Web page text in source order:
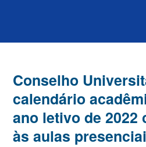
Conselho
calendário
ano letivo de 2022
às aulas